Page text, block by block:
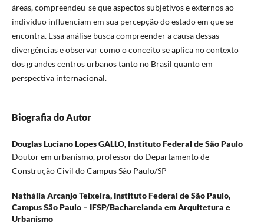
áreas, compreendeu-se que aspectos subjetivos e externos ao
indivíduo influenciam em sua percepção do estado em que se
encontra. Essa análise busca compreender a causa dessas
divergências e observar como o conceito se aplica no contexto
dos grandes centros urbanos tanto no Brasil quanto em
perspectiva internacional.
Biografia do Autor
Douglas Luciano Lopes GALLO, Instituto Federal de São Paulo
Doutor em urbanismo, professor do Departamento de
Construção Civil do Campus São Paulo/SP
Nathália Arcanjo Teixeira, Instituto Federal de São Paulo,
Campus São Paulo – IFSP/Bacharelanda em Arquitetura e
Urbanismo